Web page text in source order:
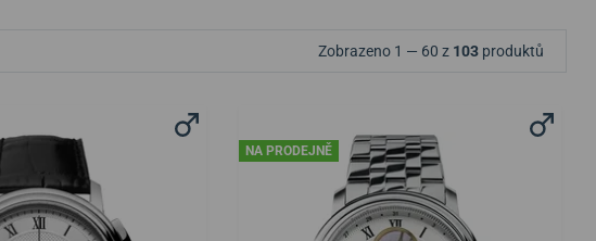
Zobrazeno 1 — 60 z 103 produktů
NA PRODEJNĚ